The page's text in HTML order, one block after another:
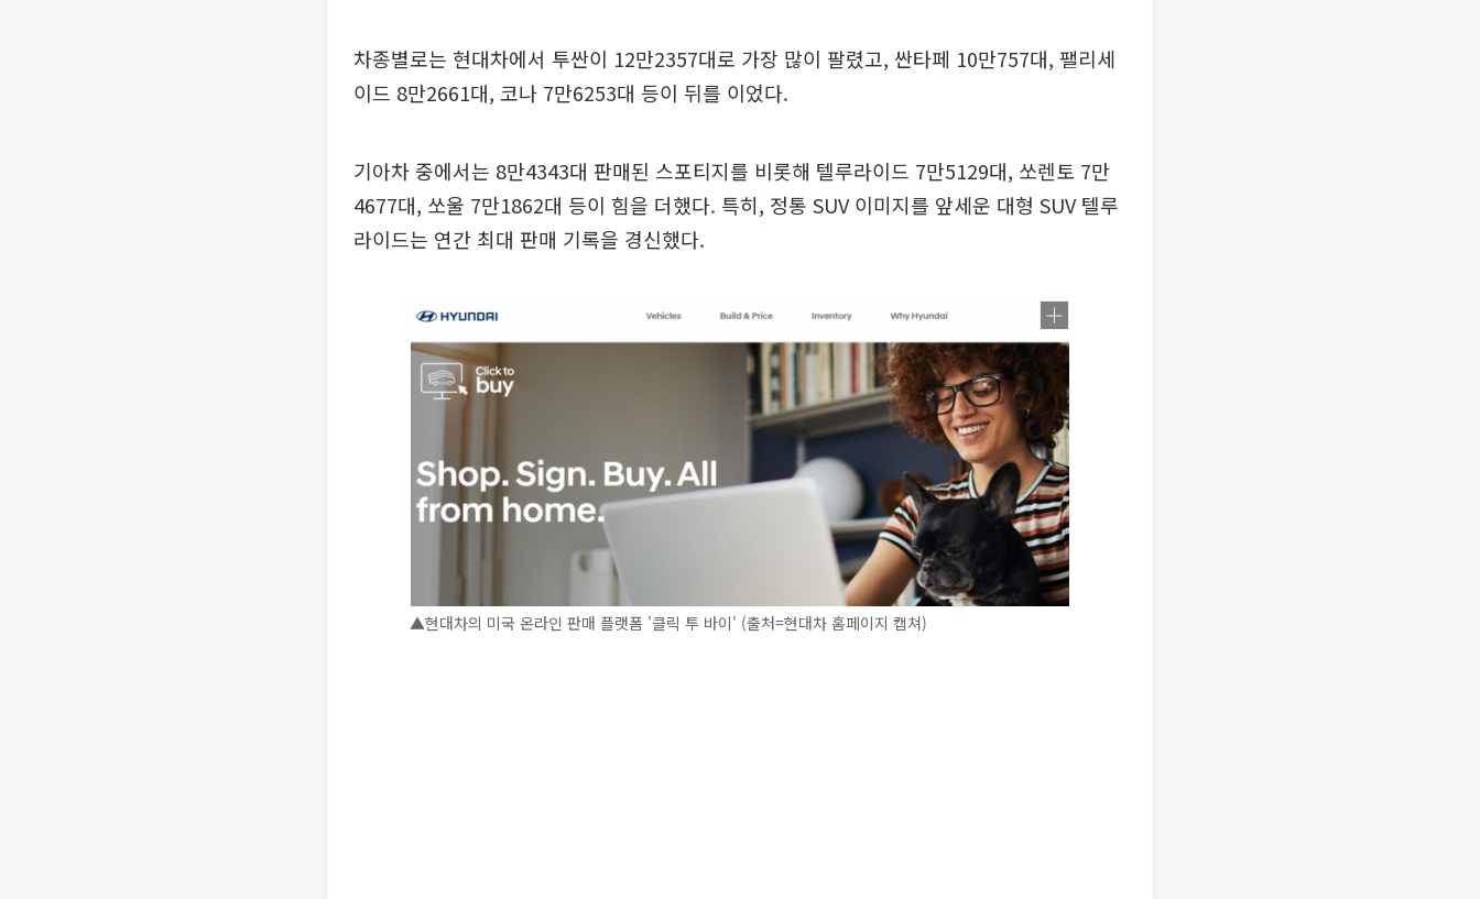
차종별로는 현대차에서 투싼이 12만2357대로 가장 많이 팔렸고, 싼타페 10만757대, 팰리세
이드 8만2661대, 코나 7만6253대 등이 뒤를 이었다.
기아차 중에서는 8만4343대 판매된 스포티지를 비롯해 텔루라이드 7만5129대, 쏘렌토 7만
4677대, 쏘울 7만1862대 등이 힘을 더했다. 특히, 정통 SUV 이미지를 앞세운 대형 SUV 텔루
라이드는 연간 최대 판매 기록을 경신했다.
▲현대차의 미국 온라인 판매 플랫폼 '클릭 투 바이' (출처=현대차 홈페이지 캡쳐)